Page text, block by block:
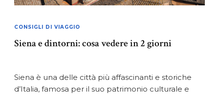
CONSIGLI DI VIAGGIO
Siena e dintorni: cosa vedere in 2 giorni
Siena è una delle città più affascinanti e storiche
d’Italia, famosa per il suo patrimonio culturale e